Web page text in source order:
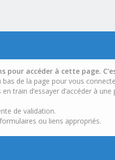
pour accéder à cette page.
de la page pour vous
train d’essayer d’accéder à
de validation.
ou liens appropriés.